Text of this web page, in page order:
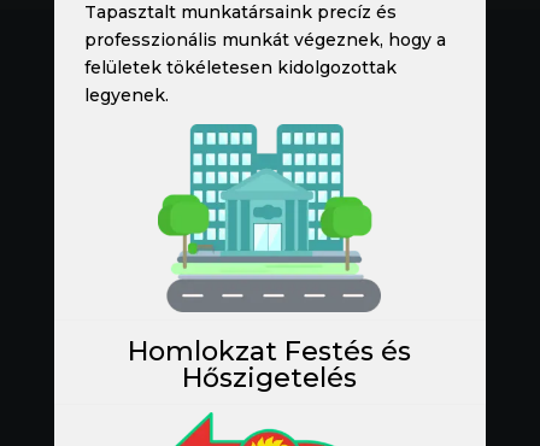
Tapasztalt munkatársaink precíz és
professzionális munkát végeznek, hogy a
felületek tökéletesen kidolgozottak
legyenek.
Homlokzat Festés és
Hőszigetelés